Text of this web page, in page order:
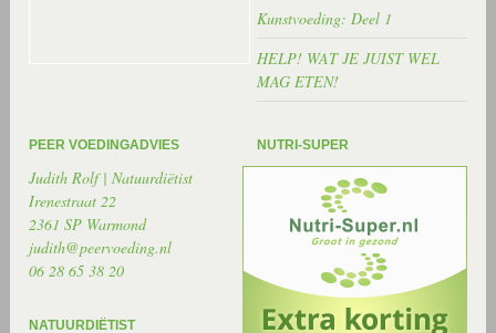
Kunstvoeding: Deel 1
HELP! WAT JE JUIST WEL
MAG ETEN!
PEER VOEDINGADVIES
Judith Rolf | Natuurdiëtist
Irenestraat 22
2361 SP Warmond
judith@peervoeding.nl
06 28 65 38 20
NATUURDIËTIST
NUTRI-SUPER